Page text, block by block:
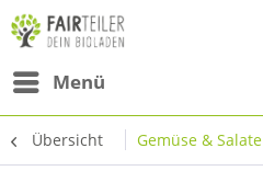
Menü
Übersicht Gemüse & Salate